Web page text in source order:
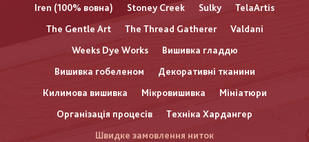
Iren (100% вовна)
Stoney Creek Sulky
TelaArtis
The Gentle Art
The Thread Gatherer
Valdani
Weeks Dye Works
Вишивка гладдю
Вишивка гобеленом
Декоративні тканини
Килимова вишивка
Мікровишивка
Мініатюри
Організація процесів
Техніка Хардангер
Швидке замовлення ниток